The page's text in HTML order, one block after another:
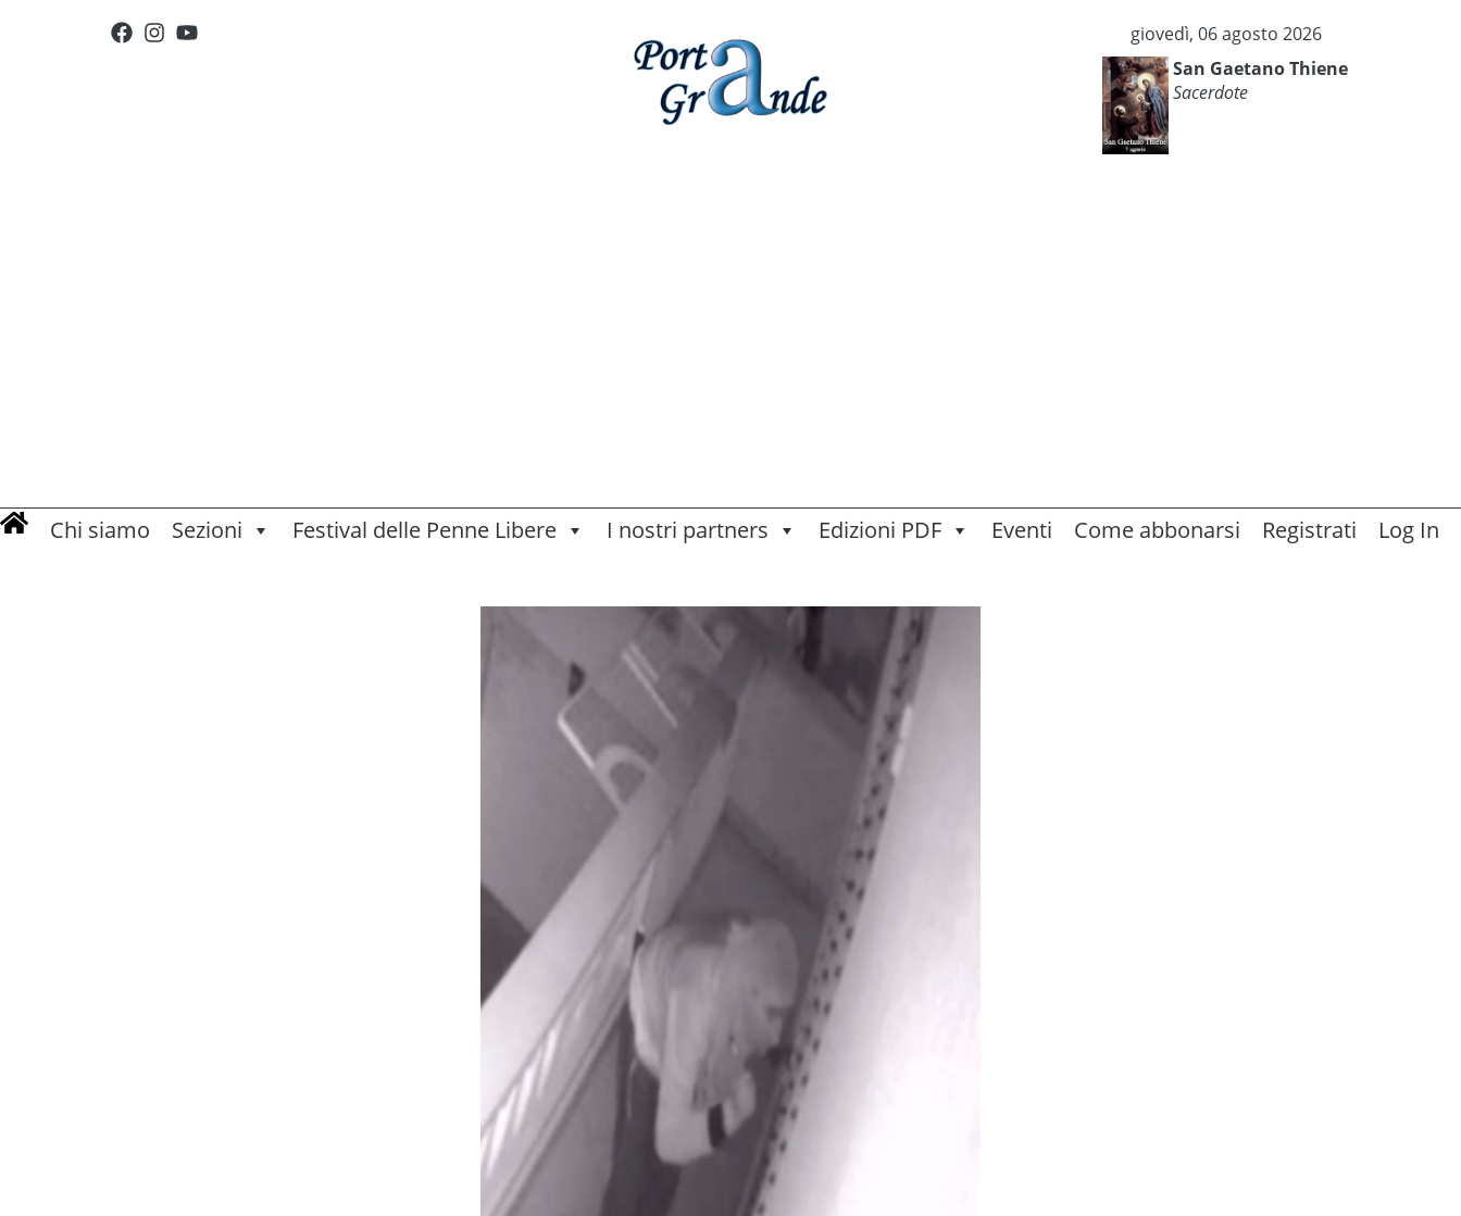
giovedì, 06 agosto 2026
San Gaetano Thiene
Sacerdote
Chi siamo Sezioni Festival delle Penne Libere I nostri partners Edizioni PDF Eventi Come abbonarsi Registrati Log In